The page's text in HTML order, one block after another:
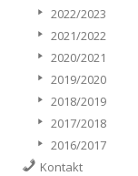
2022/2023
2021/2022
2020/2021
2019/2020
2018/2019
2017/2018
2016/2017
Kontakt